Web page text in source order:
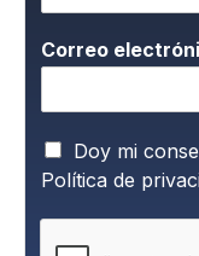
Correo
P
o
í
Doy mi
Política de